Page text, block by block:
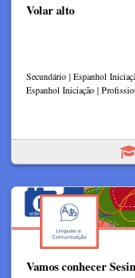
Volar alto
Secundário | Espanhol
Espanhol Iniciação |
Vamos conhecer